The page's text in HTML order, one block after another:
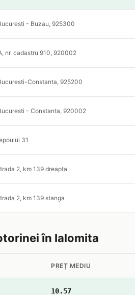
- Buzau, 925300
nr. cadastru 910, 920002
Constanta, 925200
- Constanta, 920002
31
2, km 139 dreapta
2, km 139 stanga
în Ialomita
PREȚ MEDIU
10.57